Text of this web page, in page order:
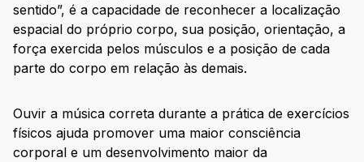
sentido”, é a capacidade de reconhecer a localização
espacial do próprio corpo, sua posição, orientação, a
força exercida pelos músculos e a posição de cada
parte do corpo em relação às demais.
Ouvir a música correta durante a prática de exercícios
físicos ajuda promover uma maior consciência
corporal e um desenvolvimento maior da